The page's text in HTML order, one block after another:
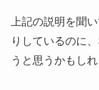
上記の説明を聞
りしているのに
うと思うかもしれ